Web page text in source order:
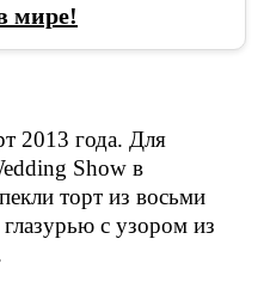
мире!
2013 года. Для
Show в
торт из восьми
с узором из